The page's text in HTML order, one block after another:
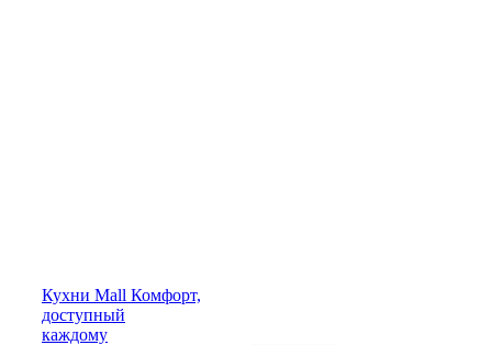
Кухни Mall Комфорт,
доступный
каждому